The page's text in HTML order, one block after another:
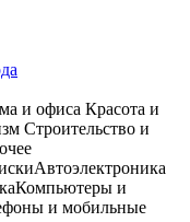
и офиса Красота и
Строительство и
Автоэлектроника
Компьютеры и
и мобильные